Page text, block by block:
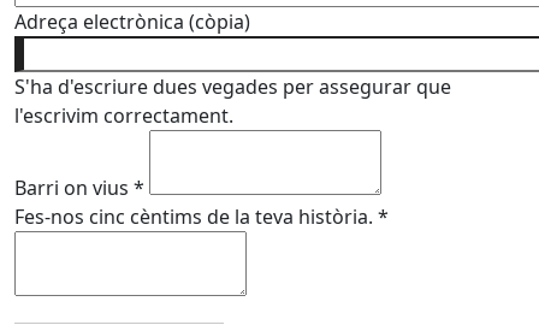
Adreça electrònica (còpia)
S'ha d'escriure dues vegades per assegurar que
l'escrivim correctament.
Barri on vius *
Fes-nos cinc cèntims de la teva història. *